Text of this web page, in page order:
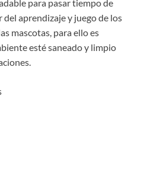
para pasar tiempo de
aprendizaje y juego de los
mascotas, para ello es
esté saneado y limpio